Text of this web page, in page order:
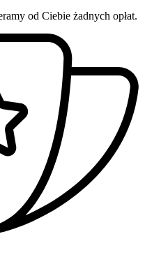
od Ciebie żadnych opłat.